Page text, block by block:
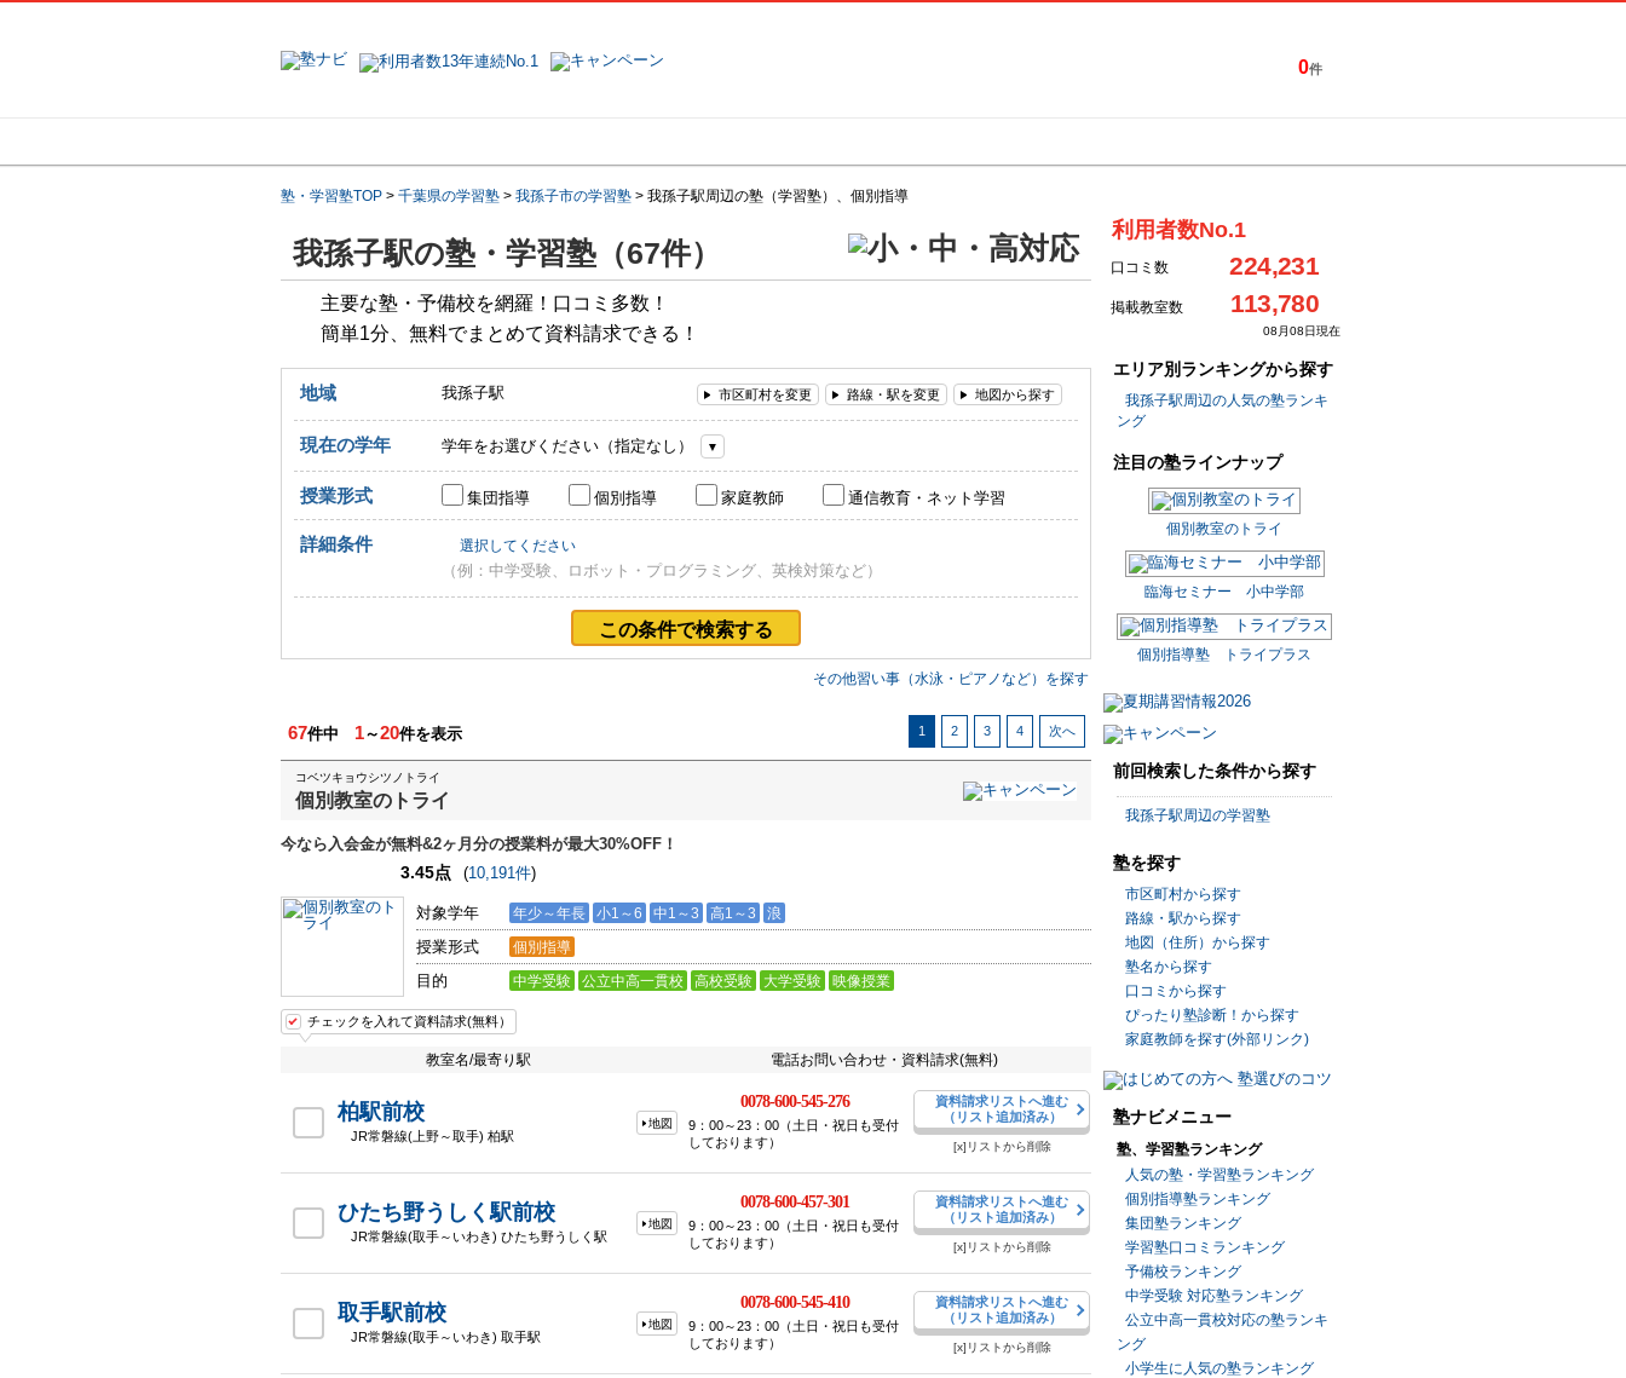
0件
塾・学習塾TOP > 千葉県の学習塾 > 我孫子市の学習塾 > 我孫子駅周辺の塾（学習塾）、個別指導
我孫子駅の塾・学習塾（67件）
主要な塾・予備校を網羅！口コミ多数！
簡単1分、無料でまとめて資料請求できる！
地域 我孫子駅 市区町村を変更 路線・駅を変更 地図から探す
現在の学年 学年をお選びください（指定なし）
授業形式 集団指導 個別指導 家庭教師 通信教育・ネット学習
詳細条件 選択してください
（例：中学受験、ロボット・プログラミング、英検対策など）
この条件で検索する
その他習い事（水泳・ピアノなど）を探す
67件中 1～20件を表示 1 2 3 4 次へ
コベツキョウシツノトライ
個別教室のトライ
今なら入会金が無料&2ヶ月分の授業料が最大30%OFF！
3.45点 (10,191件)
対象学年 年少～年長 小1～6 中1～3 高1～3 浪
授業形式 個別指導
目的 中学受験 公立中高一貫校 高校受験 大学受験 映像授業
チェックを入れて資料請求(無料）
教室名/最寄り駅 電話お問い合わせ・資料請求(無料)
柏駅前校
JR常磐線(上野～取手) 柏駅
地図
0078-600-545-276
9：00～23：00（土日・祝日も受付
しております）
資料請求リストへ進む
（リスト追加済み）
[x]リストから削除
ひたち野うしく駅前校
JR常磐線(取手～いわき) ひたち野うしく駅
地図
0078-600-457-301
9：00～23：00（土日・祝日も受付
しております）
資料請求リストへ進む
（リスト追加済み）
[x]リストから削除
取手駅前校
JR常磐線(取手～いわき) 取手駅
地図
0078-600-545-410
9：00～23：00（土日・祝日も受付
しております）
資料請求リストへ進む
（リスト追加済み）
[x]リストから削除
利用者数No.1
口コミ数 224,231
掲載教室数 113,780
08月08日現在
エリア別ランキングから探す
我孫子駅周辺の人気の塾ランキ
ング
注目の塾ラインナップ
個別教室のトライ
臨海セミナー 小中学部
個別指導塾 トライプラス
前回検索した条件から探す
我孫子駅周辺の学習塾
塾を探す
市区町村から探す
路線・駅から探す
地図（住所）から探す
塾名から探す
口コミから探す
ぴったり塾診断！から探す
家庭教師を探す(外部リンク)
塾ナビメニュー
塾、学習塾ランキング
人気の塾・学習塾ランキング
個別指導塾ランキング
集団塾ランキング
学習塾口コミランキング
予備校ランキング
中学受験 対応塾ランキング
公立中高一貫校対応の塾ランキ
ング
小学生に人気の塾ランキング